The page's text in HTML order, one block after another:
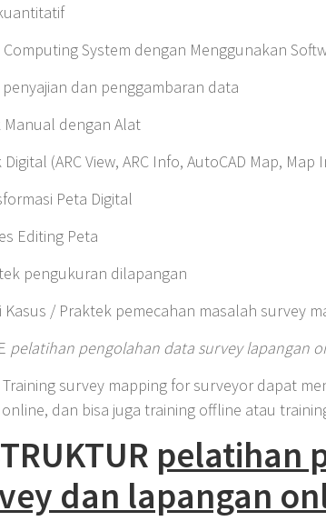
Computing System dengan Menggunakan
penyajian dan penggambaran data
Manual dengan Alat
Digital (ARC View, ARC Info, AutoCAD Map, Map
Peta Digital
Editing Peta
pengukuran dilapangan
Kasus / Praktek pemecahan masalah survey
pelatihan pengolahan data survey lapangan
survey mapping for surveyor dapat
dan bisa juga training offline atau
pelatihan
dan lapangan